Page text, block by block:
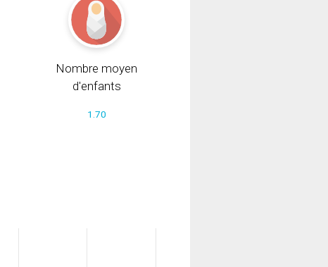
Nombre moyen
d'enfants
1.70